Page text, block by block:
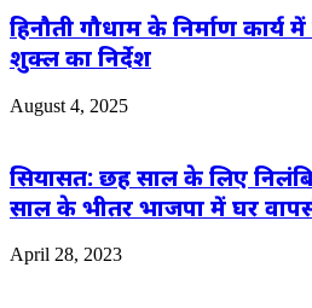
हिनौती गौधाम के निर्माण कार्य
शुक्ल का निर्देश
August 4, 2025
सियासत: छह साल के लिए
साल के भीतर भाजपा में घर
April 28, 2023